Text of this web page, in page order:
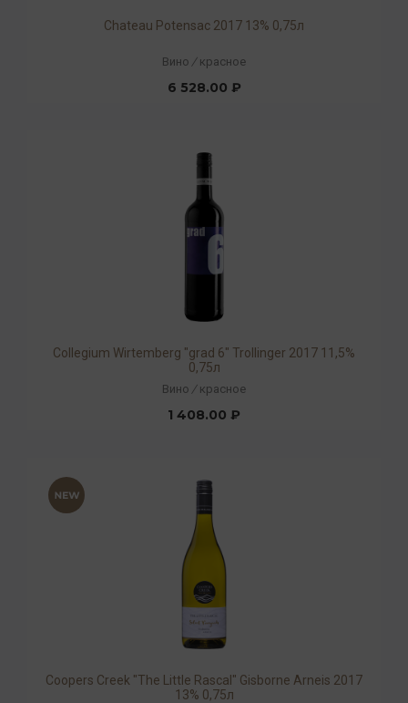
Chateau Potensac 2017 13% 0,75л
Вино / красное
6 528.00 ₽
Collegium Wirtemberg "grad 6" Trollinger 2017 11,5%
0,75л
Вино / красное
1 408.00 ₽
Coopers Creek "The Little Rascal" Gisborne Arneis 2017
13% 0,75л